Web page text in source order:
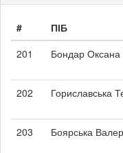
# ПІБ
201
Бондар Оксана
202
Гориславська
203
Боярська